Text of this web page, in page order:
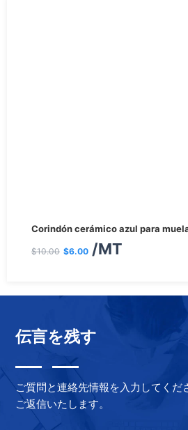
Corindón cerámico azul para
$10.00
precio
era:
$10.00.
$6.00
precio
es:
$6.00.
/MT
伝言を残す
ご質問と連絡先情報を入力してくだ
ご返信いたします。